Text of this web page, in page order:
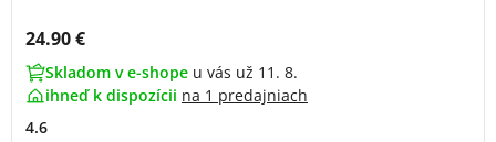
Cena s DPH:
24.90 €
Skladom v e-shope u vás už 11. 8.
ihneď k dispozícii na 1 predajniach
4.6